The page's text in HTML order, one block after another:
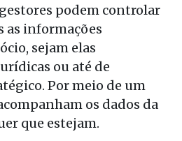
podem controlar
as informações
sejam elas
ou até de
Por meio de um
os dados da
que estejam.